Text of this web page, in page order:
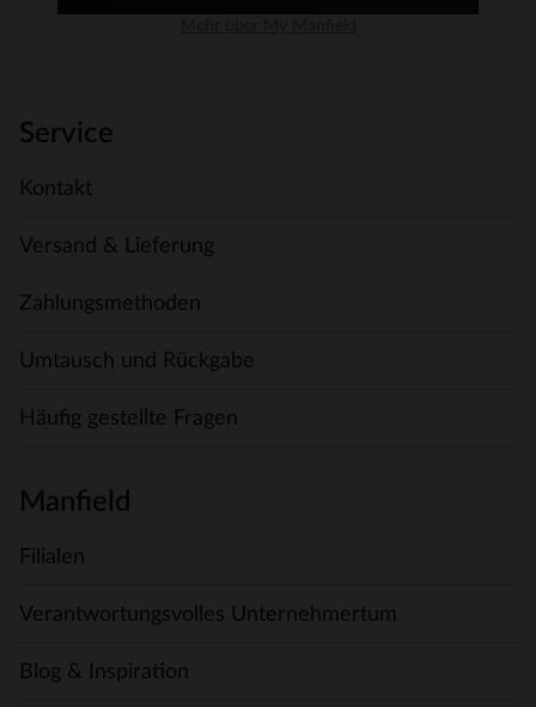
Service
Kontakt
Versand & Lieferung
Zahlungsmethoden
Umtausch und Rückgabe
Häufig gestellte Fragen
Manfield
Filialen
Verantwortungsvolles Unternehmertum
Blog & Inspiration